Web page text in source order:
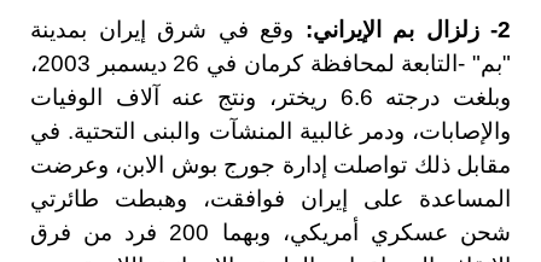
2- زلزال بم الإيراني:
وقع في شرق إيران بمدينة
"بم" -التابعة لمحافظة كرمان في 26 ديسمبر 2003،
وبلغت درجته 6.6 ريختر، ونتج عنه آلاف الوفيات
والإصابات، ودمر غالبية المنشآت والبنى التحتية. في
مقابل ذلك تواصلت إدارة جورج بوش الابن، وعرضت
المساعدة على إيران فوافقت، وهبطت طائرتي
شحن عسكري أمريكي، وبهما 200 فرد من فرق